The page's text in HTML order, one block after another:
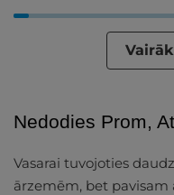
Nedodies Prom,
Vasarai tuvojoties
ārzemēm, bet